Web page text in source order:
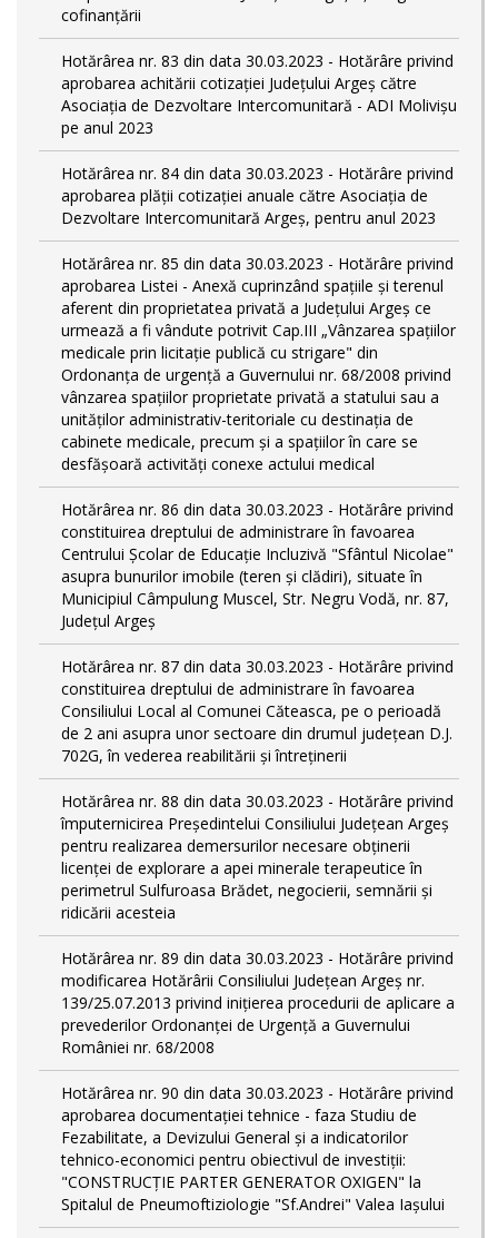
cofinanțării
Hotărârea nr. 83 din data 30.03.2023 - Hotărâre privind
aprobarea achitării cotizației Județului Argeș către
Asociația de Dezvoltare Intercomunitară - ADI Molivișu
pe anul 2023
Hotărârea nr. 84 din data 30.03.2023 - Hotărâre privind
aprobarea plății cotizației anuale către Asociația de
Dezvoltare Intercomunitară Argeș, pentru anul 2023
Hotărârea nr. 85 din data 30.03.2023 - Hotărâre privind
aprobarea Listei - Anexă cuprinzând spaţiile şi terenul
aferent din proprietatea privată a Judeţului Argeş ce
urmează a fi vândute potrivit Cap.III „Vânzarea spaţiilor
medicale prin licitaţie publică cu strigare" din
Ordonanța de urgență a Guvernului nr. 68/2008 privind
vânzarea spațiilor proprietate privată a statului sau a
unităților administrativ-teritoriale cu destinația de
cabinete medicale, precum și a spațiilor în care se
desfășoară activități conexe actului medical
Hotărârea nr. 86 din data 30.03.2023 - Hotărâre privind
constituirea dreptului de administrare în favoarea
Centrului Școlar de Educație Incluzivă "Sfântul Nicolae"
asupra bunurilor imobile (teren și clădiri), situate în
Municipiul Câmpulung Muscel, Str. Negru Vodă, nr. 87,
Județul Argeș
Hotărârea nr. 87 din data 30.03.2023 - Hotărâre privind
constituirea dreptului de administrare în favoarea
Consiliului Local al Comunei Căteasca, pe o perioadă
de 2 ani asupra unor sectoare din drumul județean D.J.
702G, în vederea reabilitării și întreținerii
Hotărârea nr. 88 din data 30.03.2023 - Hotărâre privind
împuternicirea Președintelui Consiliului Județean Argeș
pentru realizarea demersurilor necesare obținerii
licenței de explorare a apei minerale terapeutice în
perimetrul Sulfuroasa Brădet, negocierii, semnării și
ridicării acesteia
Hotărârea nr. 89 din data 30.03.2023 - Hotărâre privind
modificarea Hotărârii Consiliului Județean Argeș nr.
139/25.07.2013 privind inițierea procedurii de aplicare a
prevederilor Ordonanței de Urgență a Guvernului
României nr. 68/2008
Hotărârea nr. 90 din data 30.03.2023 - Hotărâre privind
aprobarea documentației tehnice - faza Studiu de
Fezabilitate, a Devizului General și a indicatorilor
tehnico-economici pentru obiectivul de investiții:
"CONSTRUCȚIE PARTER GENERATOR OXIGEN" la
Spitalul de Pneumoftiziologie "Sf.Andrei" Valea Iașului